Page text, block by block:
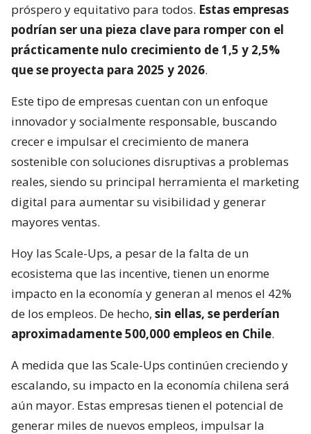
próspero y equitativo para todos. Estas empresas
podrían ser una pieza clave para romper con el
prácticamente nulo crecimiento de 1,5 y 2,5%
que se proyecta para 2025 y 2026.
Este tipo de empresas cuentan con un enfoque
innovador y socialmente responsable, buscando
crecer e impulsar el crecimiento de manera
sostenible con soluciones disruptivas a problemas
reales, siendo su principal herramienta el marketing
digital para aumentar su visibilidad y generar
mayores ventas.
Hoy las Scale-Ups, a pesar de la falta de un
ecosistema que las incentive, tienen un enorme
impacto en la economía y generan al menos el 42%
de los empleos. De hecho, sin ellas, se perderían
aproximadamente 500,000 empleos en Chile.
A medida que las Scale-Ups continúen creciendo y
escalando, su impacto en la economía chilena será
aún mayor. Estas empresas tienen el potencial de
generar miles de nuevos empleos, impulsar la